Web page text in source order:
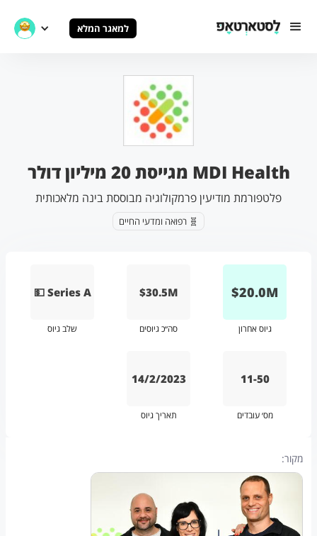
למאגר המלא
MDI Health מגייסת 20 מיליון דולר
פלטפורמת מודיעין פרמקולוגיה מבוססת בינה מלאכותית
🧬 רפואה ומדעי החיים
M
20.0
$
גיוס אחרון
$30.5M
סה״כ גיוסים
💵 Series A
שלב גיוס
11-50
מס׳ עובדים
14/2/2023
תאריך גיוס
מקור: